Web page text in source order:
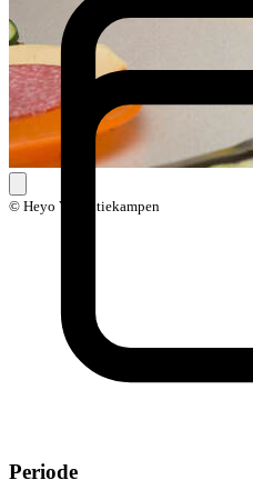
© Heyo Vakantiekampen
Periode